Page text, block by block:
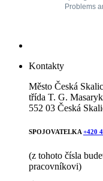
Kontakty
Město Česká
třída T. G.
552 03 Česká
SPOJOVATELKA+420
(z tohoto čísla
pracovníkovi)